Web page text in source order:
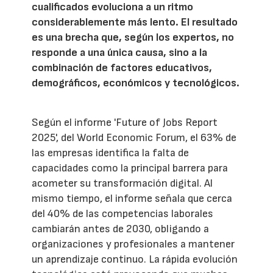
cualificados evoluciona a un ritmo
considerablemente más lento. El resultado
es una brecha que, según los expertos, no
responde a una única causa, sino a la
combinación de factores educativos,
demográficos, económicos y tecnológicos.
Según el informe 'Future of Jobs Report
2025', del World Economic Forum, el 63% de
las empresas identifica la falta de
capacidades como la principal barrera para
acometer su transformación digital. Al
mismo tiempo, el informe señala que cerca
del 40% de las competencias laborales
cambiarán antes de 2030, obligando a
organizaciones y profesionales a mantener
un aprendizaje continuo. La rápida evolución